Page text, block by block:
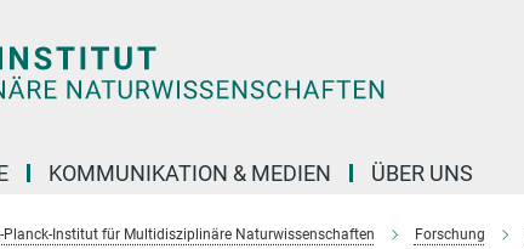
KOMMUNIKATION & MEDIEN ÜBER UNS
Planck-Institut für Multidisziplinäre Naturwissenschaften Forschung